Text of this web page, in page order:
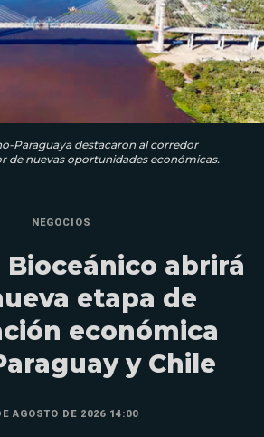
Paraguaya destacaron al corredor
de nuevas oportunidades económicas.
NEGOCIOS
abrirá
etapa de
económica
y Chile
AGOSTO DE 2026 14:00